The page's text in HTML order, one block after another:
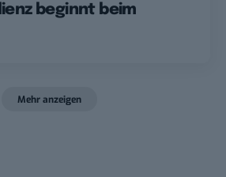
beginnt beim
Mehr anzeigen